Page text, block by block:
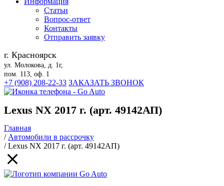
Статьи
Вопрос-ответ
Контакты
Отправить заявку
г. Красноярск
ул. Молокова, д. 1г,
пом. 113, оф. 1
+7 (908) 208-22-33 ЗАКАЗАТЬ ЗВОНОК
Lexus NX 2017 г. (арт. 49142АП)
Главная
/Автомобили в рассрочку
/Lexus NX 2017 г. (арт. 49142АП)